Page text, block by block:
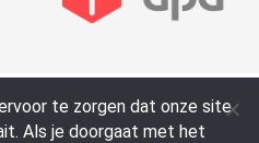
te zorgen dat onze site
Als je doorgaat met het